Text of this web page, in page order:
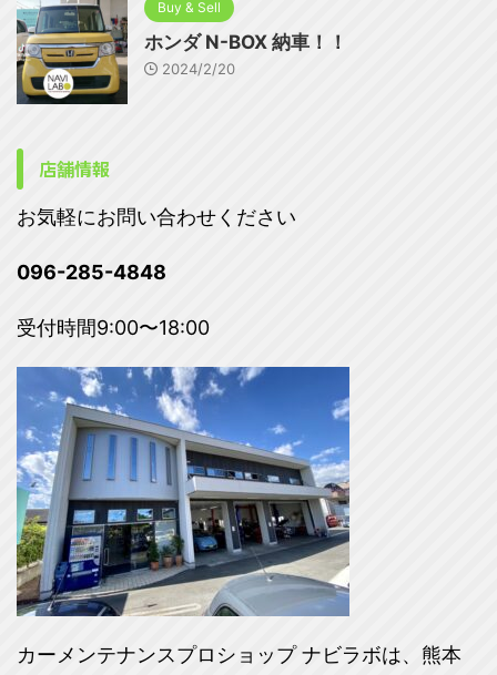
Buy & Sell
ホンダ N-BOX 納車！！
2024/2/20
店舗情報
お気軽にお問い合わせください
096-285-4848
受付時間9:00〜18:00
カーメンテナンスプロショップ ナビラボは、熊本